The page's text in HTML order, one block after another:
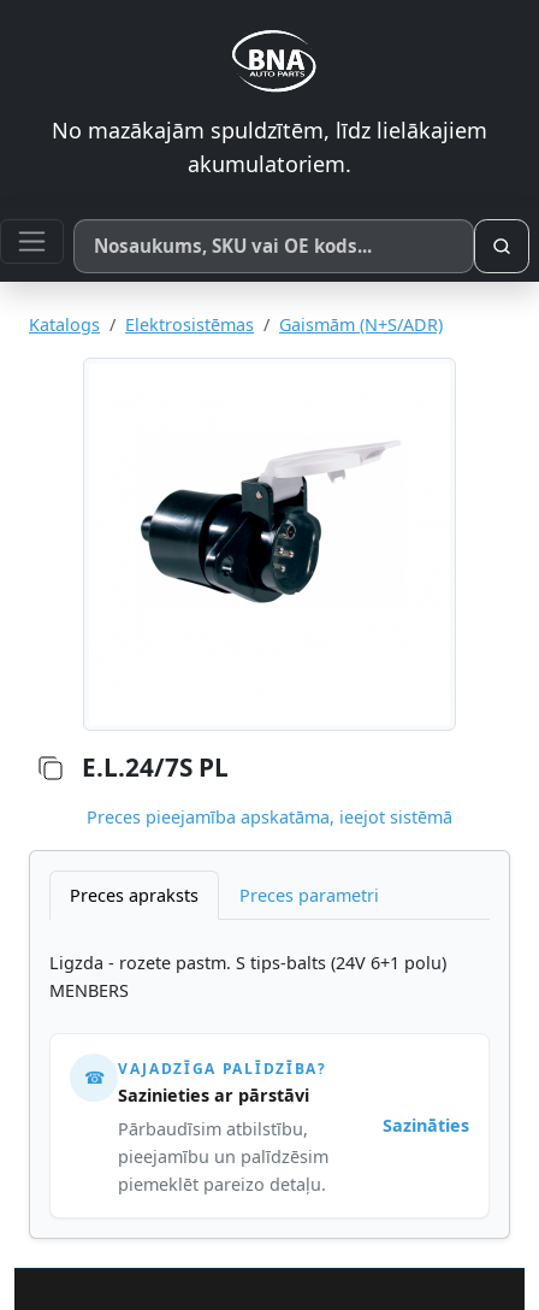
No mazākajām spuldzītēm, līdz lielākajiem
akumulatoriem.
Meklēt pēc produkta nosaukuma, SKU vai OE koda
Katalogs Elektrosistēmas Gaismām (N+S/ADR)
E.L.24/7S PL
Preces pieejamība apskatāma, ieejot sistēmā
Preces apraksts Preces parametri
Ligzda - rozete pastm. S tips-balts (24V 6+1 polu)
MENBERS
☎ VAJADZĪGA PALĪDZĪBA?
Sazinieties ar pārstāvi
Pārbaudīsim atbilstību,
pieejamību un palīdzēsim
piemeklēt pareizo detaļu.
Sazināties